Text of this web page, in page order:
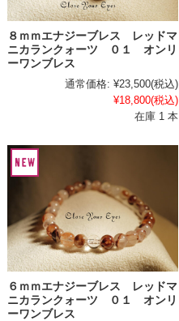
８ｍｍエナジーブレス レッドマ
ニカランクォーツ ０１ オンリ
ーワンブレス
通常価格: ¥23,500(税込)
¥18,800(税込)
在庫 1 本
６ｍｍエナジーブレス レッドマ
ニカランクォーツ ０１ オンリ
ーワンブレス